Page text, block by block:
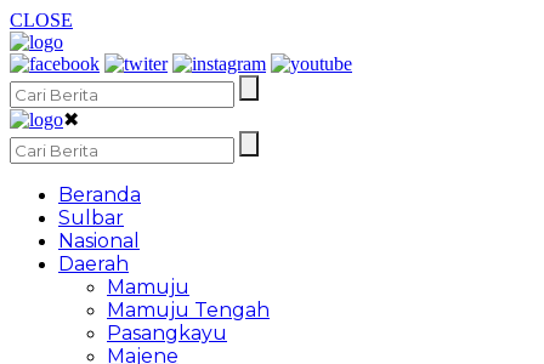
CLOSE
✖
Beranda
Sulbar
Nasional
Daerah
Mamuju
Mamuju Tengah
Pasangkayu
Majene